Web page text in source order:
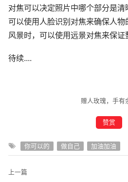
对焦可以决定照片中哪个部分是清
可以使用人脸识别对焦来确保人
风景时，可以使用远景对焦来保证
待续....
赠人玫瑰，手有
赞赏
你可以的 做自己 加油加油
上一篇